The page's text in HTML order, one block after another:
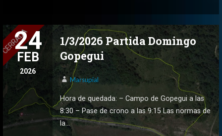
1/3/2026 Partida Domingo
Gopegui
24
FEB
2026
Marsupial
Hora de quedada: – Campo de Gopegui a las
8:30 – Pase de crono a las 9:15 Las normas de
la…